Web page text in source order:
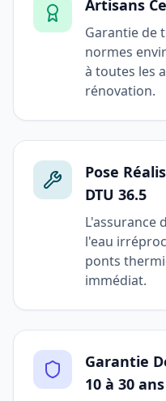
Artisans
Garantie de
normes
à toutes les
rénovation.
Pose
DTU 36.5
L'assurance
l'eau
ponts
immédiat.
Garantie
10 à 30 ans